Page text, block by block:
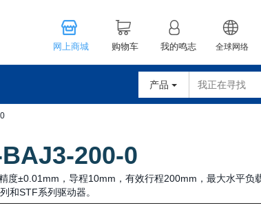
网上商城 购物车 我的鸣志 全球网络
产品
200-0
度±0.01mm，导程10mm，有效行程200mm，最大水平负
和STF系列驱动器。